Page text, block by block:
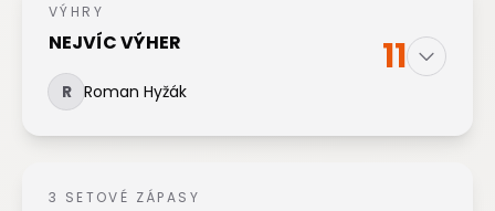
VÝHRY
NEJVÍC VÝHER
R Roman Hyžák
11
3 SETOVÉ ZÁPASY